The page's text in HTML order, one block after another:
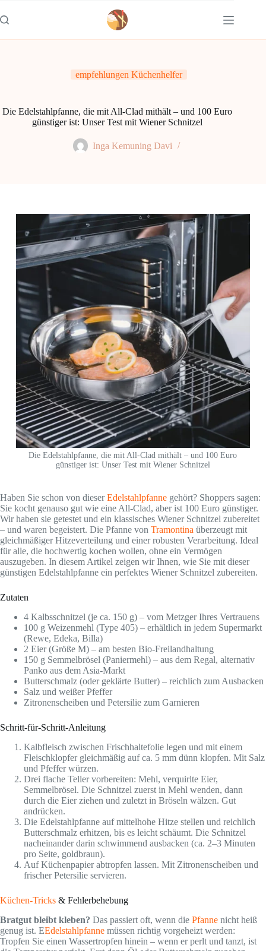
Inhalt
springen
empfehlungen Küchenhelfer
Die Edelstahlpfanne, die mit All-Clad mithält – und 100 Euro
günstiger ist: Unser Test mit Wiener Schnitzel
Inga Kemuning Davi
Die Edelstahlpfanne, die mit All-Clad mithält – und 100 Euro
günstiger ist: Unser Test mit Wiener Schnitzel
Haben Sie schon von dieserEdelstahlpfanne gehört? Shoppers sagen:
Sie kocht genauso gut wie eine All-Clad, aber ist 100 Euro günstiger.
Wir haben sie getestet und ein klassisches Wiener Schnitzel zubereitet
– und waren begeistert. Die Pfanne von Tramontina überzeugt mit
gleichmäßiger Hitzeverteilung und einer robusten Verarbeitung. Ideal
für alle, die hochwertig kochen wollen, ohne ein Vermögen
auszugeben. In diesem Artikel zeigen wir Ihnen, wie Sie mit dieser
günstigen Edelstahlpfanne ein perfektes Wiener Schnitzel zubereiten.
Zutaten
4 Kalbsschnitzel (je ca. 150 g) – vom Metzger Ihres Vertrauens
100 g Weizenmehl (Type 405) – erhältlich in jedem Supermarkt
(Rewe, Edeka, Billa)
2 Eier (Größe M) – am besten Bio-Freilandhaltung
150 g Semmelbrösel (Paniermehl) – aus dem Regal, alternativ
Panko aus dem Asia-Markt
Butterschmalz (oder geklärte Butter) – reichlich zum Ausbacken
Salz und weißer Pfeffer
Zitronenscheiben und Petersilie zum Garnieren
Schritt-für-Schritt-Anleitung
Kalbfleisch zwischen Frischhaltefolie legen und mit einem
Fleischklopfer gleichmäßig auf ca. 5 mm dünn klopfen. Mit Salz
und Pfeffer würzen.
Drei flache Teller vorbereiten: Mehl, verquirlte Eier,
Semmelbrösel. Die Schnitzel zuerst in Mehl wenden, dann
durch die Eier ziehen und zuletzt in Bröseln wälzen. Gut
andrücken.
Die Edelstahlpfanne auf mittelhohe Hitze stellen und reichlich
Butterschmalz erhitzen, bis es leicht schäumt. Die Schnitzel
nacheinander darin schwimmend ausbacken (ca. 2–3 Minuten
pro Seite, goldbraun).
Auf Küchenpapier abtropfen lassen. Mit Zitronenscheiben und
frischer Petersilie servieren.
Küchen-Tricks & Fehlerbehebung
Bratgut bleibt kleben? Das passiert oft, wenn die Pfanne nicht heiß
genug ist. EEdelstahlpfanne müssen richtig vorgeheizt werden:
Tropfen Sie einen Wassertropfen hinein – wenn er perlt und tanzt, ist